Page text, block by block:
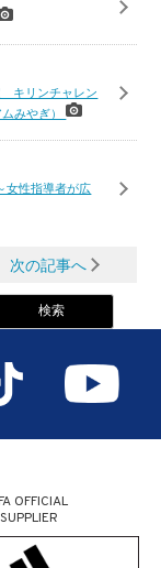
キリンチャレン
ムみやぎ）
女性指導者が広
次の記事へ
OFFICIAL
SUPPLIER